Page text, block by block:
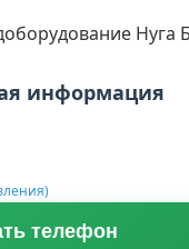
медоборудование
информация
телефон